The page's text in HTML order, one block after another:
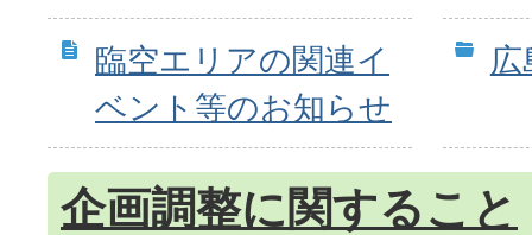
臨空エリアの関連イ
ベント等のお知らせ
企画調整に関すること